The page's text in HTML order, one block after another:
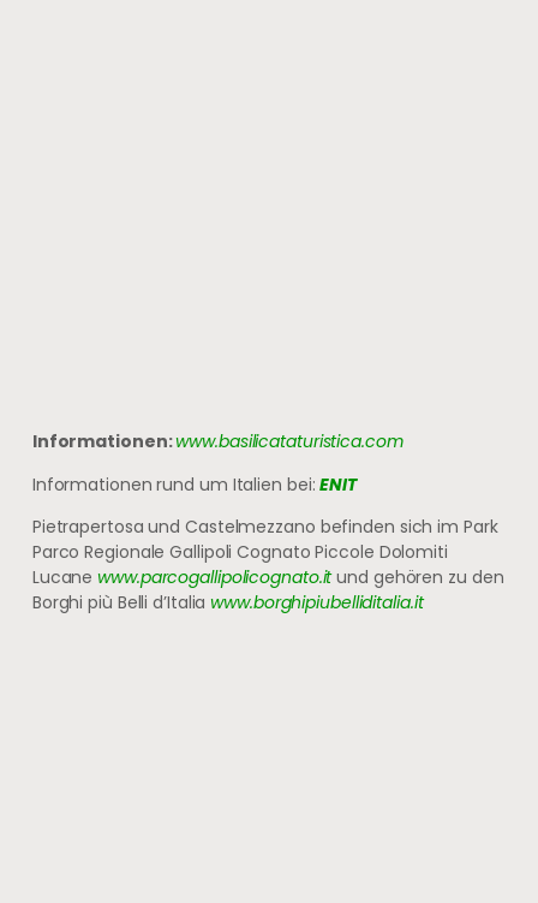
Informationen:www.basilicataturistica.com
Informationen rund um Italien bei:ENIT
Pietrapertosa und Castelmezzano befinden sich im Park
Parco Regionale Gallipoli Cognato Piccole Dolomiti
Lucanewww.parcogallipolicognato.itund gehören zu den
Borghi più Belli d’Italiawww.borghipiubelliditalia.it